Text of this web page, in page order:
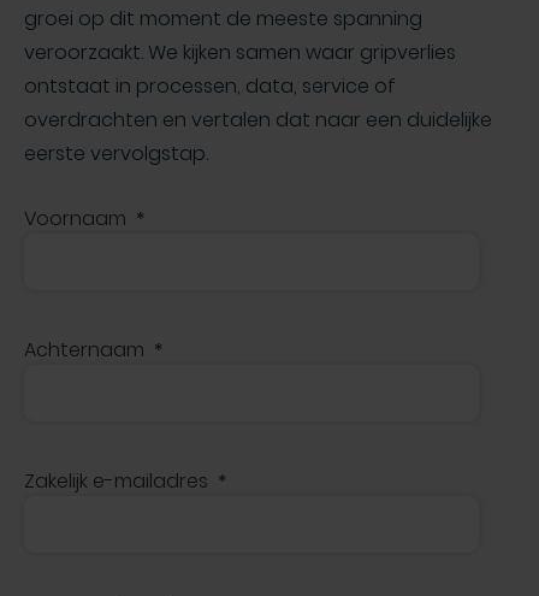
groei op dit moment de meeste spanning
veroorzaakt. We kijken samen waar gripverlies
ontstaat in processen, data, service of
overdrachten en vertalen dat naar een duidelijke
eerste vervolgstap.
Voornaam
Achternaam
Zakelijk e-mailadres